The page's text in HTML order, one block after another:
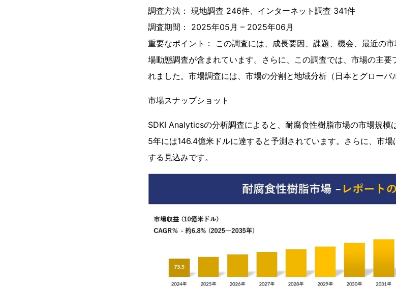
調査方法： 現地調査 246件、インターネット調査 341件
調査期間： 2025年05月 – 2025年06月
重要なポイント： この調査には、成長要因、課題、機会、最近の
場動態調査が含まれています。さらに、この調査では、市場の主要
れました。市場調査には、市場の分割と地域分析（日本とグローバ
市場スナップショット
SDKI Analyticsの分析調査によると、耐腐食性樹脂市場の市場規
5年には146.4億米ドルに達すると予測されています。さらに、市
する見込みです。